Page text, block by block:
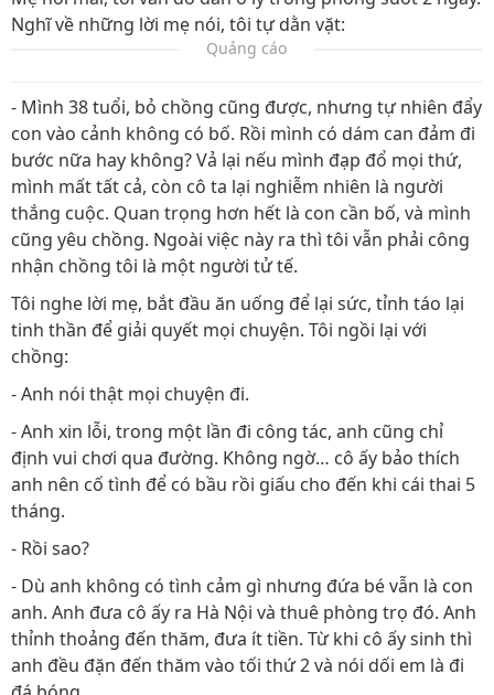
Nghĩ về những lời mẹ nói, tôi tự dằn vặt:
Quảng cáo
- Mình 38 tuổi, bỏ chồng cũng được, nhưng tự nhiên đẩy
con vào cảnh không có bố. Rồi mình có dám can đảm đi
bước nữa hay không? Vả lại nếu mình đạp đổ mọi thứ,
mình mất tất cả, còn cô ta lại nghiễm nhiên là người
thắng cuộc. Quan trọng hơn hết là con cần bố, và mình
cũng yêu chồng. Ngoài việc này ra thì tôi vẫn phải công
nhận chồng tôi là một người tử tế.
Tôi nghe lời mẹ, bắt đầu ăn uống để lại sức, tỉnh táo lại
tinh thần để giải quyết mọi chuyện. Tôi ngồi lại với
chồng:
- Anh nói thật mọi chuyện đi.
- Anh xin lỗi, trong một lần đi công tác, anh cũng chỉ
định vui chơi qua đường. Không ngờ… cô ấy bảo thích
anh nên cố tình để có bầu rồi giấu cho đến khi cái thai 5
tháng.
- Rồi sao?
- Dù anh không có tình cảm gì nhưng đứa bé vẫn là con
anh. Anh đưa cô ấy ra Hà Nội và thuê phòng trọ đó. Anh
thỉnh thoảng đến thăm, đưa ít tiền. Từ khi cô ấy sinh thì
anh đều đặn đến thăm vào tối thứ 2 và nói dối em là đi